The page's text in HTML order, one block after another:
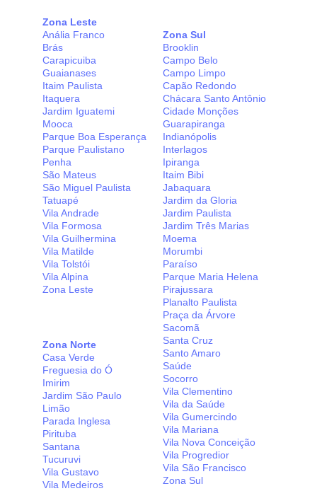
Zona Leste
Anália Franco
Brás
Carapicuiba
Guaianases
Itaim Paulista
Itaquera
Jardim Iguatemi
Mooca
Parque Boa Esperança
Parque Paulistano
Penha
São Mateus
São Miguel Paulista
Tatuapé
Vila Andrade
Vila Formosa
Vila Guilhermina
Vila Matilde
Vila Tolstói
Vila Alpina
Zona Leste
Zona Sul
Brooklin
Campo Belo
Campo Limpo
Capão Redondo
Chácara Santo Antônio
Cidade Monções
Guarapiranga
Indianópolis
Interlagos
Ipiranga
Itaim Bibi
Jabaquara
Jardim da Gloria
Jardim Paulista
Jardim Três Marias
Moema
Morumbi
Paraíso
Parque Maria Helena
Pirajussara
Planalto Paulista
Praça da Árvore
Sacomã
Santa Cruz
Santo Amaro
Saúde
Socorro
Vila Clementino
Vila da Saúde
Vila Gumercindo
Vila Mariana
Vila Nova Conceição
Vila Progredior
Vila São Francisco
Zona Sul
Zona Norte
Casa Verde
Freguesia do Ó
Imirim
Jardim São Paulo
Limão
Parada Inglesa
Pirituba
Santana
Tucuruvi
Vila Gustavo
Vila Medeiros